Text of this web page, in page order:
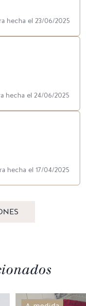
hecha el 23/06/2025
hecha el 24/06/2025
hecha el 17/04/2025